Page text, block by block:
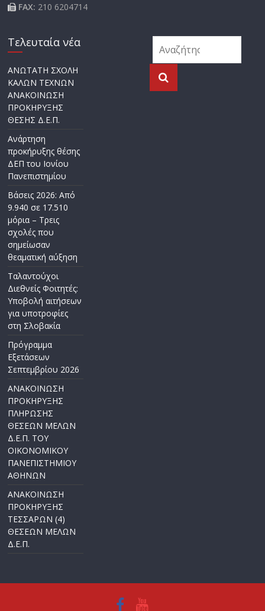
FAX: 210 6204714
Τελευταία νέα
ΑΝΩΤΑΤΗ ΣΧΟΛΗ
ΚΑΛΩΝ ΤΕΧΝΩΝ
ΑΝΑΚΟΙΝΩΣΗ
ΠΡΟΚΗΡΥΞΗΣ
ΘΕΣΗΣ Δ.Ε.Π.
Ανάρτηση
προκήρυξης θέσης
ΔΕΠ του Ιονίου
Πανεπιστημίου
Βάσεις 2026: Από
9.940 σε 17.510
μόρια – Τρεις
σχολές που
σημείωσαν
θεαματική αύξηση
Ταλαντούχοι
Διεθνείς Φοιτητές:
Υποβολή αιτήσεων
για υποτροφίες
στη Σλοβακία
Πρόγραμμα
Εξετάσεων
Σεπτεμβρίου 2026
ΑΝΑΚΟΙΝΩΣΗ
ΠΡΟΚΗΡΥΞΗΣ
ΠΛΗΡΩΣΗΣ
ΘΕΣΕΩΝ ΜΕΛΩΝ
Δ.Ε.Π. ΤΟΥ
ΟΙΚΟΝΟΜΙΚΟΥ
ΠΑΝΕΠΙΣΤΗΜΙΟΥ
ΑΘΗΝΩΝ
ΑΝΑΚΟΙΝΩΣΗ
ΠΡΟΚΗΡΥΞΗΣ
ΤΕΣΣΑΡΩΝ (4)
ΘΕΣΕΩΝ ΜΕΛΩΝ
Δ.Ε.Π.